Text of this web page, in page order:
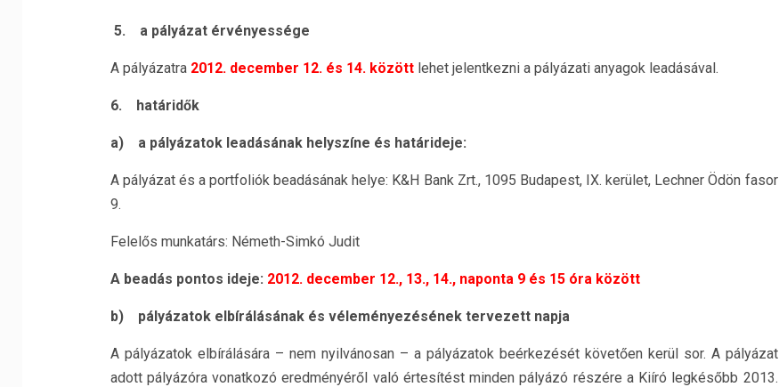
5. a pályázat érvényessége
A pályázatra 2012. december 12. és 14. között lehet jelentkezni a pályázati anyagok leadásával.
6. határidők
a) a pályázatok leadásának helyszíne és határideje:
A pályázat és a portfoliók beadásának helye: K&H Bank Zrt., 1095 Budapest, IX. kerület, Lechner Ödön fasor
9.
Felelős munkatárs: Németh-Simkó Judit
A beadás pontos ideje: 2012. december 12., 13., 14., naponta 9 és 15 óra között
b) pályázatok elbírálásának és véleményezésének tervezett napja
A pályázatok elbírálására – nem nyilvánosan – a pályázatok beérkezését követően kerül sor. A pályázat
adott pályázóra vonatkozó eredményéről való értesítést minden pályázó részére a Kiíró legkésőbb 2013.